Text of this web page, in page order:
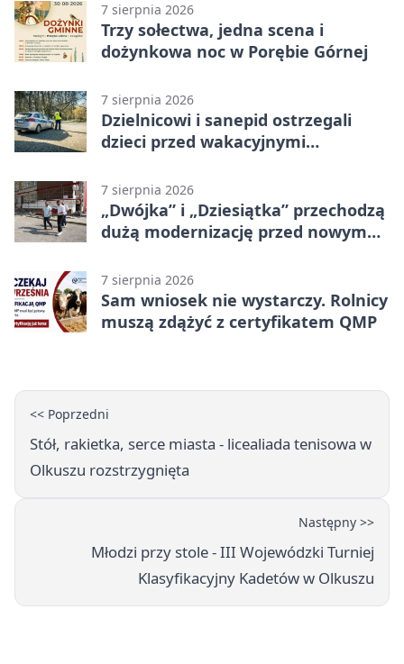
7 sierpnia 2026
Trzy sołectwa, jedna scena i
dożynkowa noc w Porębie Górnej
7 sierpnia 2026
Dzielnicowi i sanepid ostrzegali
dzieci przed wakacyjnymi
7 sierpnia 2026
„Dwójka” i „Dziesiątka” przechodzą
dużą modernizację przed nowym
7 sierpnia 2026
Sam wniosek nie wystarczy. Rolnicy
muszą zdążyć z certyfikatem QMP
<< Poprzedni
Stół, rakietka, serce miasta - licealiada tenisowa w
Olkuszu rozstrzygnięta
Następny >>
Młodzi przy stole - III Wojewódzki Turniej
Klasyfikacyjny Kadetów w Olkuszu